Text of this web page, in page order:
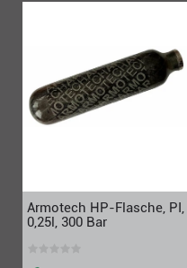
Armotech HP-Flasche, PI,
0,25l, 300 Bar